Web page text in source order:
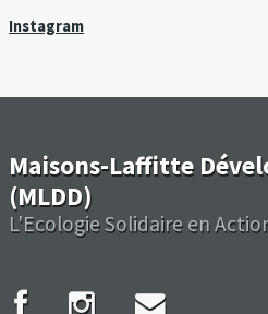
Instagram
Maisons-Laffitte
(MLDD)
L'Ecologie Solidaire en